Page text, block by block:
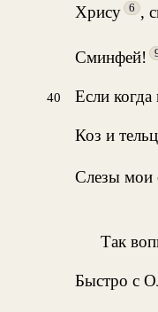
Хрису
6 ,
Сминфей!
40
Если
Коз и
Слезы мои
Так
Быстро с